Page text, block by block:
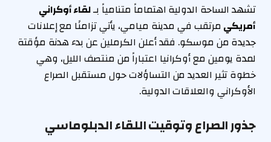
تشهد الساحة الدولية اهتماماً متنامياً بـلقاء أوكراني
أمريكي مرتقب في مدينة ميامي، يأتي تزامنًا مع إعلانات
جديدة من موسكو. فقد أعلن الكرملين عن بدء هدنة مؤقتة
لمدة يومين مع أوكرانيا اعتباراً من منتصف الليل، وهي
خطوة تثير العديد من التساؤلات حول مستقبل الصراع
الأوكراني والعلاقات الدولية.
جذور الصراع وتوقيت اللقاء الدبلوماسي